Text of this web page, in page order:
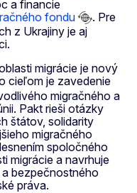
a financie
fondu
. Pre
z Ukrajiny je aj
migrácie je nový
cieľom je zavedenie
migračného a
Pakt rieši otázky
štátov, solidarity
migračného
spoločného
migrácie a navrhuje
bezpečnostného
práva.